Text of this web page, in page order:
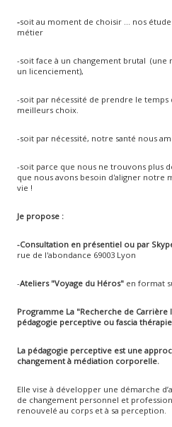
-soit au moment de choisir ... nos
métier
-soit face à un changement brutal
un licenciement),
-soit par nécessité de prendre le
meilleurs choix.
-soit par nécessité, notre santé nous
-soit parce que nous ne trouvons plus
que nous avons besoin d'aligner notre
vie !
Je propose :
-Consultation en présentiel ou par
rue de l'abondance 69003 Lyon
-Ateliers "Voyage du Héros"en format
Programme La "Recherche de Carrière
pédagogie perceptive ou fascia thérapie
La pédagogie perceptive est une
changement à médiation corporelle.
Elle vise à développer une démarche
de changement personnel et
renouvelé au corps et à sa perception.